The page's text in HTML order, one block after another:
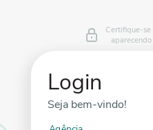
Certifique-se
Login
Seja bem-vindo!